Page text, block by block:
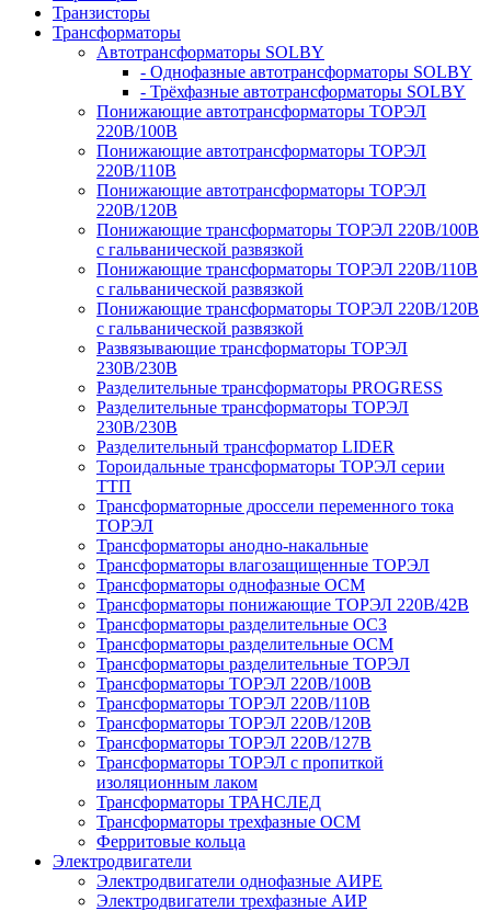
Транзисторы
Трансформаторы
Автотрансформаторы SOLBY
- Однофазные автотрансформаторы SOLBY
- Трёхфазные автотрансформаторы SOLBY
Понижающие автотрансформаторы ТОРЭЛ
220В/100В
Понижающие автотрансформаторы ТОРЭЛ
220В/110В
Понижающие автотрансформаторы ТОРЭЛ
220В/120В
Понижающие трансформаторы ТОРЭЛ 220В/100В
с гальванической развязкой
Понижающие трансформаторы ТОРЭЛ 220В/110В
с гальванической развязкой
Понижающие трансформаторы ТОРЭЛ 220В/120В
с гальванической развязкой
Развязывающие трансформаторы ТОРЭЛ
230В/230В
Разделительные трансформаторы PROGRESS
Разделительные трансформаторы ТОРЭЛ
230В/230В
Разделительный трансформатор LIDER
Тороидальные трансформаторы ТОРЭЛ серии
ТТП
Трансформаторные дроссели переменного тока
ТОРЭЛ
Трансформаторы анодно-накальные
Трансформаторы влагозащищенные ТОРЭЛ
Трансформаторы однофазные ОСМ
Трансформаторы понижающие ТОРЭЛ 220В/42В
Трансформаторы разделительные ОСЗ
Трансформаторы разделительные ОСМ
Трансформаторы разделительные ТОРЭЛ
Трансформаторы ТОРЭЛ 220В/100В
Трансформаторы ТОРЭЛ 220В/110В
Трансформаторы ТОРЭЛ 220В/120В
Трансформаторы ТОРЭЛ 220В/127В
Трансформаторы ТОРЭЛ с пропиткой
изоляционным лаком
Трансформаторы ТРАНСЛЕД
Трансформаторы трехфазные ОСМ
Ферритовые кольца
Электродвигатели
Электродвигатели однофазные АИРЕ
Электродвигатели трехфазные АИР